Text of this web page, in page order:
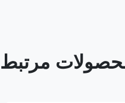
مرتبط